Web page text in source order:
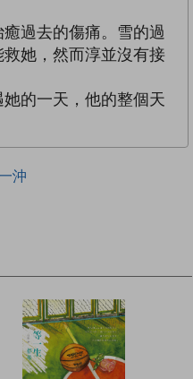
過去的傷痛。雪的過
她，然而淳並沒有接
的一天，他的整個天
沖